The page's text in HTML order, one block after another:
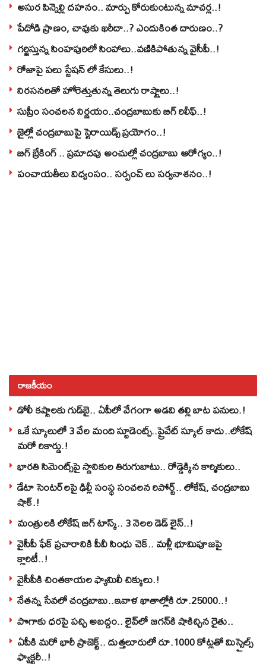
అసుర పిన్నెల్లి దహనం.. మార్పు కోరుకుంటున్న మాచర్ల..!
పేదోడి ప్రాణం, చావుకు ఖరీదా..? ఎందుకింత దారుణం..?
గర్జిస్తున్న సింహపురిలో సింహాలు..వణికిపోతున్న వైసీపీ..!
రోజాపై పలు స్టేషన్ లో కేసులు..!
నిరసనలతో హోరెత్తుతున్న తెలుగు రాష్ట్రాలు..!
సుప్రీం సంచలన నిర్ణయం..చంద్రబాబుకు బిగ్ రిలీఫ్..!
జైల్లో చంద్రబాబుపై స్టెరాయిడ్స్ ప్రయోగం..!
బిగ్ బ్రేకింగ్ .. ప్రమాదపు అంచుల్లో చంద్రబాబు ఆరోగ్యం..!
పంచాయతీలు విధ్వంసం.. సర్పంచ్ లు సర్వనాశనం..!
రాజకీయం
డోలీ కష్టాలకు గుడ్‌బై.. ఏపీలో వేగంగా అడవి తల్లి బాట పనులు.!
ఒకే స్కూలులో 3 వేల మంది స్టూడెంట్స్‌..ప్రైవేట్‌ స్కూల్‌ కాదు..లోకేష్
మరో రికార్డు.!
భారతి సిమెంట్స్‌పై స్థానికుల తిరుగుబాటు.. రోడ్డెక్కిన కార్మికులు..
డేటా సెంటర్‌లపై ఢిల్లీ సంస్థ సంచలన రిపోర్ట్.. లోకేష్‌, చంద్రబాబు
షాక్‌.!
మంత్రులకి లోకేష్‌ బిగ్‌ టాస్క్‌.. 3 నెలల డెడ్‌ లైన్‌..!
వైసీపీ ఫేక్ ప్రచారానికి పీవీ సింధు చెక్.. మళ్లీ భూమిపూజపై
క్లారిటీ..!
వైసీపీకి చింతకాయల ఫ్యామిలీ చిక్కులు.!
నేతన్న సేవలో చంద్రబాబు..ఇవాళ ఖాతాల్లోకి రూ.25000..!
పొగాకు ధరపై పచ్చి అబద్దం.. లైవ్‌లో జగన్‌కి షాకిచ్చిన రైతు..
ఏపీకి మరో భారీ ప్రాజెక్ట్.. దుత్తలూరులో రూ.1000 కోట్లతో మిస్సైల్స్
ఫ్యాక్టరీ..!